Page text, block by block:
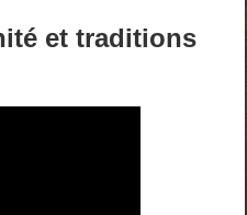
et traditions